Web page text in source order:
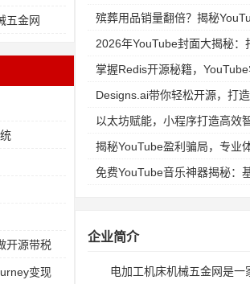
五金网
开源带税
变现
殡葬用品销量翻倍？揭秘
2026年YouTube封面大揭秘
掌握Redis开源秘籍，
Designs.ai带你轻松开源，打
以太坊赋能，小程序打造高效
揭秘YouTube盈利骗局，专业
免费YouTube音乐神器揭秘：
企业简介
电加工机床机械五金网是